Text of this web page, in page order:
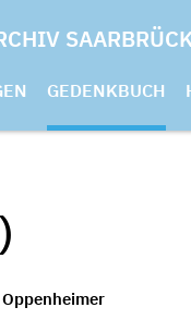
GEDENKBUCH